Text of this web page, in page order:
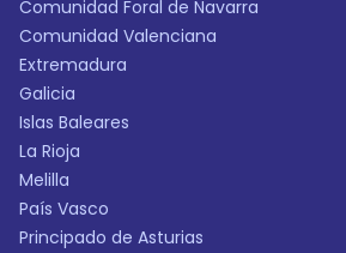
Comunidad Foral de Navarra
Comunidad Valenciana
Extremadura
Galicia
Islas Baleares
La Rioja
Melilla
País Vasco
Principado de Asturias